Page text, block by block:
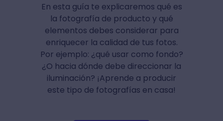
En esta guía te explicaremos qué es
la fotografía de producto y qué
elementos debes considerar para
enriquecer la calidad de tus fotos.
Por ejemplo: ¿qué usar como fondo?
¿O hacia dónde debe direccionar la
iluminación? ¡Aprende a producir
este tipo de fotografías en casa!